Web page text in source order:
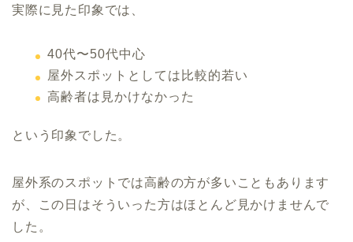
実際に見た印象では、
40代〜50代中心
屋外スポットとしては比較的若い
高齢者は見かけなかった
という印象でした。
屋外系のスポットでは高齢の方が多いこともあります
が、この日はそういった方はほとんど見かけませんで
した。